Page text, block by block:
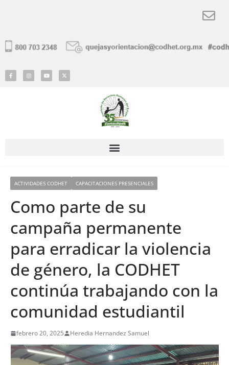
ACTIVIDADES CODHET CAPACITACIONES PRESENCIALES
Como parte de su
campaña permanente
para erradicar la violencia
de género, la CODHET
continúa trabajando con la
comunidad estudiantil
febrero 20, 2025 Heredia Hernandez Samuel